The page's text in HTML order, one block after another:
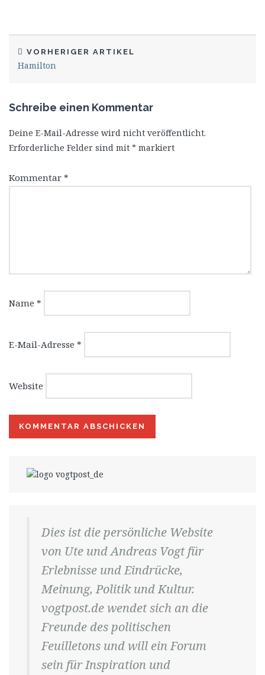
VORHERIGER ARTIKEL
Hamilton
Schreibe einen Kommentar
Deine E-Mail-Adresse wird nicht veröffentlicht.
Erforderliche Felder sind mit * markiert
Kommentar *
Name *
E-Mail-Adresse *
Website
Dies ist die persönliche Website
von Ute und Andreas Vogt für
Erlebnisse und Eindrücke,
Meinung, Politik und Kultur.
vogtpost.de wendet sich an die
Freunde des politischen
Feuilletons und will ein Forum
sein für Inspiration und